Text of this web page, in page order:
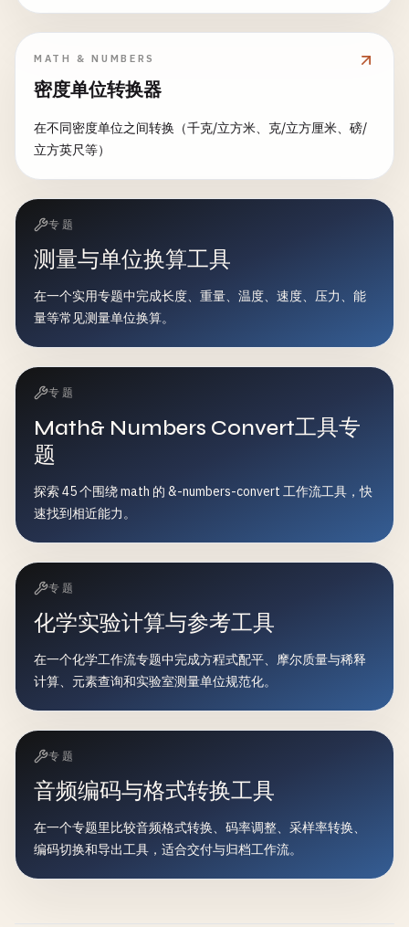
MATH & NUMBERS
密度单位转换器
在不同密度单位之间转换（千克/立方米、克/立方厘米、磅/
立方英尺等）
专题
测量与单位换算工具
在一个实用专题中完成长度、重量、温度、速度、压力、能
量等常见测量单位换算。
专题
Math& Numbers Convert工具专
题
探索 45 个围绕 math 的 &-numbers-convert 工作流工具，快
速找到相近能力。
专题
化学实验计算与参考工具
在一个化学工作流专题中完成方程式配平、摩尔质量与稀释
计算、元素查询和实验室测量单位规范化。
专题
音频编码与格式转换工具
在一个专题里比较音频格式转换、码率调整、采样率转换、
编码切换和导出工具，适合交付与归档工作流。